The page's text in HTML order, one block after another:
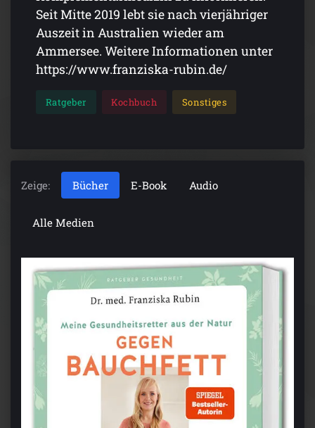
Seit Mitte 2019 lebt sie nach vierjähriger
Auszeit in Australien wieder am
Ammersee. Weitere Informationen unter
https://www.franziska-rubin.de/
Ratgeber Kochbuch Sonstiges
Zeige: Bücher E-Book Audio
Alle Medien